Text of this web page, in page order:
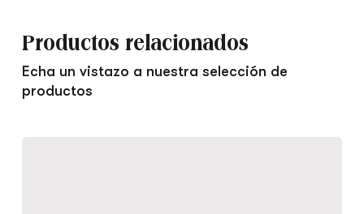
Productos relacionados
Echa un vistazo a nuestra selección de
productos